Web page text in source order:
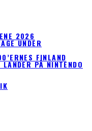
2026
UNDER
FINLAND
PÅ NINTENDO